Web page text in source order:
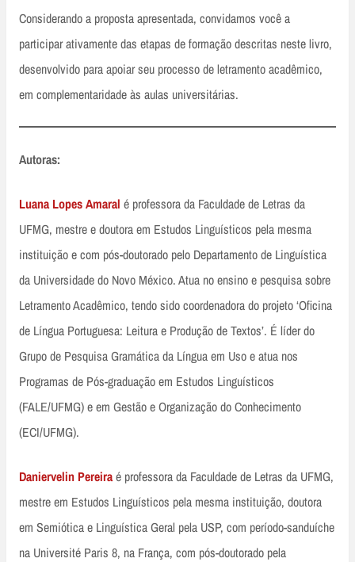
Considerando a proposta apresentada, convidamos você a
participar ativamente das etapas de formação descritas neste livro,
desenvolvido para apoiar seu processo de letramento acadêmico,
em complementaridade às aulas universitárias.
Autoras:
Luana Lopes Amaral é professora da Faculdade de Letras da
UFMG, mestre e doutora em Estudos Linguísticos pela mesma
instituição e com pós-doutorado pelo Departamento de Linguística
da Universidade do Novo México. Atua no ensino e pesquisa sobre
Letramento Acadêmico, tendo sido coordenadora do projeto ‘Oficina
de Língua Portuguesa: Leitura e Produção de Textos’. É líder do
Grupo de Pesquisa Gramática da Língua em Uso e atua nos
Programas de Pós-graduação em Estudos Linguísticos
(FALE/UFMG) e em Gestão e Organização do Conhecimento
(ECI/UFMG).
Daniervelin Pereiraé professora da Faculdade de Letras da UFMG,
mestre em Estudos Linguísticos pela mesma instituição, doutora
em Semiótica e Linguística Geral pela USP, com período-sanduíche
na Université Paris 8, na França, com pós-doutorado pela